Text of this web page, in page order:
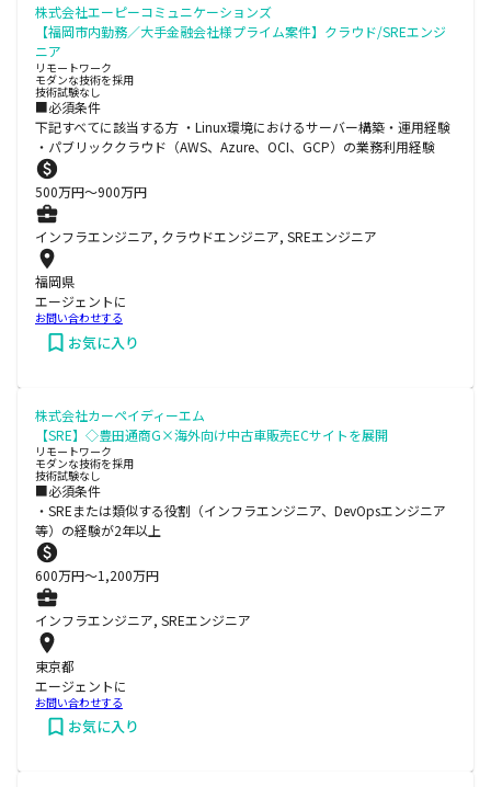
株式会社エーピーコミュニケーションズ
【福岡市内勤務／大手金融会社様プライム案件】クラウド/SREエンジ
ニア
リモートワーク
モダンな技術を採用
技術試験なし
■必須条件
下記すべてに該当する方 ・Linux環境におけるサーバー構築・運用経験
・パブリッククラウド（AWS、Azure、OCI、GCP）の業務利用経験
500万円〜900万円
インフラエンジニア, クラウドエンジニア, SREエンジニア
福岡県
エージェントに
お問い合わせする
お気に入り
株式会社カーペイディーエム
【SRE】◇豊田通商G×海外向け中古車販売ECサイトを展開
リモートワーク
モダンな技術を採用
技術試験なし
■必須条件
・SREまたは類似する役割（インフラエンジニア、DevOpsエンジニア
等）の経験が2年以上
600万円〜1,200万円
インフラエンジニア, SREエンジニア
東京都
エージェントに
お問い合わせする
お気に入り